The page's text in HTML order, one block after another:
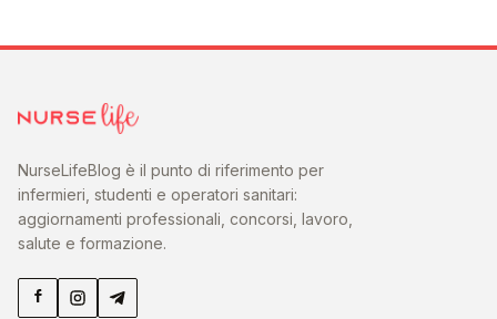
NurseLifeBlog è il punto di riferimento per
infermieri, studenti e operatori sanitari:
aggiornamenti professionali, concorsi, lavoro,
salute e formazione.